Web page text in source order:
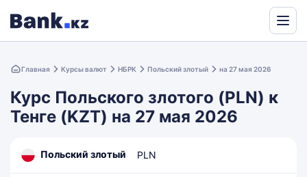
Translate
Главная Курсы валют НБРК Польский злотый на 27 мая 2026
Курс Польского злотого (PLN) к
Тенге (KZT) на 27 мая 2026
Польский злотый PLN